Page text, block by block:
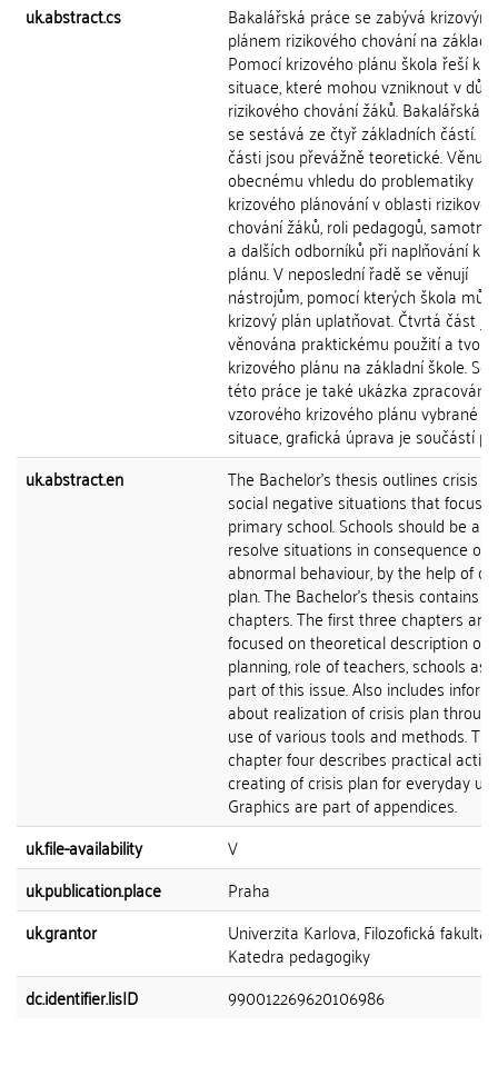
uk.abstract.cs Bakalářská práce se zabývá krizovým
plánem rizikového chování na
Pomocí krizového plánu škola řeší
situace, které mohou vzniknout v
rizikového chování žáků. Bakalářská
se sestává ze čtyř základních částí.
části jsou převážně teoretické. Věnují
obecnému vhledu do problematiky
krizového plánování v oblasti
chování žáků, roli pedagogů,
a dalších odborníků při naplňování
plánu. V neposlední řadě se věnují
nástrojům, pomocí kterých škola
krizový plán uplatňovat. Čtvrtá část je
věnována praktickému použití a
krizového plánu na základní škole.
této práce je také ukázka zpracování
vzorového krizového plánu vybrané
situace, grafická úprava je součástí
uk.abstract.en
The Bachelor's thesis outlines crisis
social negative situations that
primary school. Schools should be
resolve situations in consequence of
abnormal behaviour, by the help of
plan. The Bachelor's thesis contains
chapters. The first three chapters are
focused on theoretical description of
planning, role of teachers, schools as
part of this issue. Also includes
about realization of crisis plan
use of various tools and methods. The
chapter four describes practical
creating of crisis plan for everyday
Graphics are part of appendices.
uk.file-availability
V
uk.publication.place
Praha
uk.grantor
Univerzita Karlova, Filozofická fakulta,
Katedra pedagogiky
dc.identifier.lisID
990012269620106986